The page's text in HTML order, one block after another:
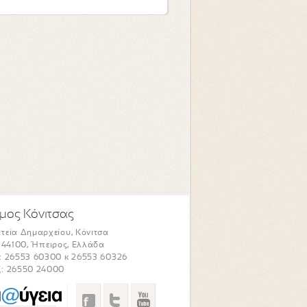
Κόνιτσας
Δημαρχείου, Κόνιτσα
44100, Ήπειρος, Ελλάδα
26553 60300 κ 26553 60326
26550 24000